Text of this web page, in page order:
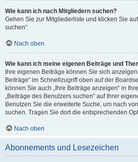
Wie kann ich nach Mitgliedern suchen?
Gehen Sie zur Mitgliederliste und klicken Sie
suchen“.
Nach oben
Wie kann ich meine eigenen Beiträge und
Ihre eigenen Beiträge können Sie sich
Beiträge“ im Schnellzugriff oben auf der
können Sie auch „Ihre Beiträge anzeigen“ in
„Beiträge des Benutzers suchen“ auf Ihrer
Benutzen Sie die erweiterte Suche, um nach
suchen. Tragen Sie dort die entsprechenden
Nach oben
Abonnements und Lesezeichen